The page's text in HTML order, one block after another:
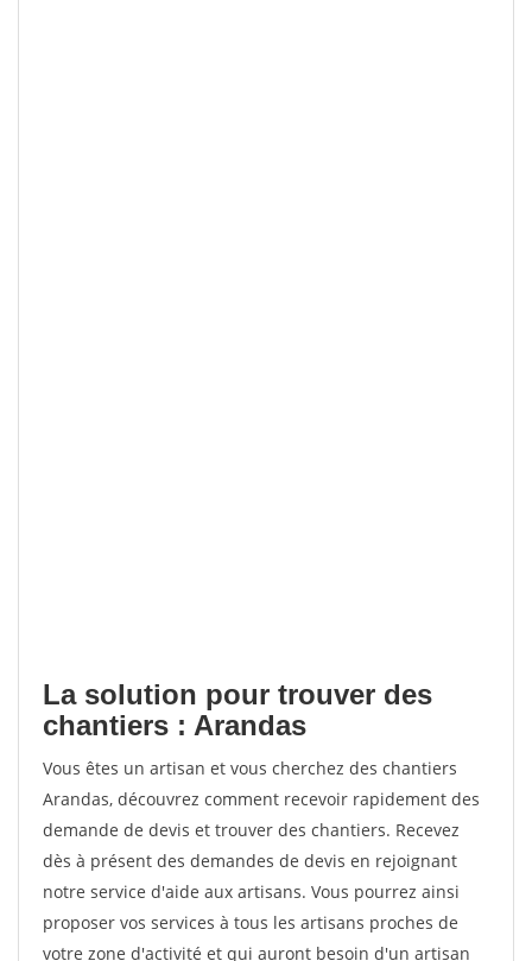
La solution pour trouver des
chantiers : Arandas
Vous êtes un artisan et vous cherchez des chantiers
Arandas, découvrez comment recevoir rapidement des
demande de devis et trouver des chantiers. Recevez
dès à présent des demandes de devis en rejoignant
notre service d'aide aux artisans. Vous pourrez ainsi
proposer vos services à tous les artisans proches de
votre zone d'activité et qui auront besoin d'un artisan